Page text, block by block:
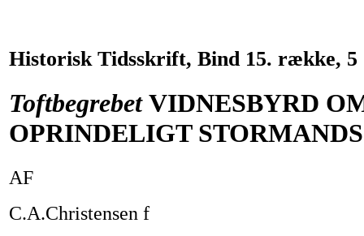
Historisk Tidsskrift, Bind 15. række, 5
ToftbegrebetVIDNESBYRD
OPRINDELIGT
AF
C.A.Christensen f